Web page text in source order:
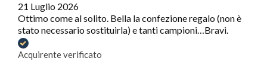
21 Luglio 2026
Ottimo come al solito. Bella la confezione regalo (non è
stato necessario sostituirla) e tanti campioni…Bravi.
Acquirente verificato